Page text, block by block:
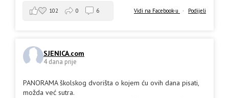
Vidi na Facebook-u · Podijeli
102 0 6
SJENICA.com
4 dana prije
PANORAMA školskog dvorišta o kojem ću ovih dana pisati,
možda već sutra.